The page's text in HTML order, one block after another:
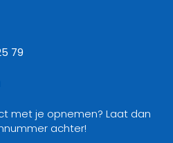
79
met je opnemen? Laat dan
achter!